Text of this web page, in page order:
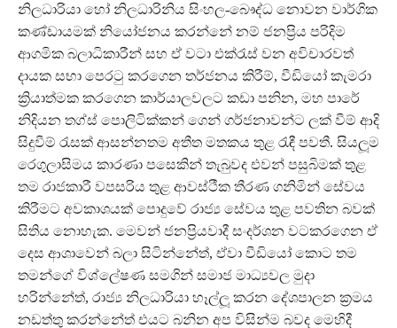
නිලධාරියා හෝ නිලධාරිනිය සිංහල-බෞද්ධ නොවන වාර්ගික
කණ්ඩායමක් නියෝජනය කරන්නේ නම් ජනප්‍රිය පරිදිම
ආගමික බලාධිකාරීන් සහ ඒ වටා එක්රැස් වන අවිචාරවත්
දායක සභා පෙරටු කරගෙන තර්ජනය කිරීම්, වීඩියෝ කැමරා
ක්‍රියාත්මක කරගෙන කාර්යාලවලට කඩා පනින, මහ පාරේ
නිදියන තග්ස් පොලිටික්කන් ගෙන් ගර්ජනාවන්ට ලක් වීම් ආදි
සිදුවීම් රැසක් ආසන්නතම අතීත මතකය තුළ රැඳී පවතී. සියලූ‍ම
රෙගුලාසිමය කාරණා පසෙකින් තැබුවද එවන් පසුබිමක් තුළ
තම රාජකාරී වපසරිය තුළ ආවස්ථීක තීරණ ගනිමින් සේවය
කිරීමට අවකාශයක් පොදුවේ රාජ්‍ය සේවය තුළ පවතින බවක්
සිතිය නොහැක. මෙවන් ජනප්‍රියවාදී සංදර්ශන වටකරගෙන ඒ
දෙස ආශාවෙන් බලා සිටින්නේත්, ඒවා වීඩියෝ කොට තම
තමන්ගේ විශ්ලේෂණ සමගින් සමාජ මාධ්‍යවල මුදා
හරින්නේත්, රාජ්‍ය නිලධාරියා හෑල්ලූ‍ කරන දේශපාලන ක්‍රමය
නඩත්තු කරන්නේත් එයට බනින අප විසින්ම බවද මෙහිදී